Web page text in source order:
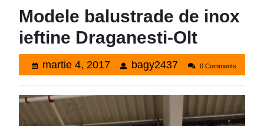
Modele balustrade de inox
ieftine Draganesti-Olt
martie 4, 2017martie
2017
bagy2437bagy2437
0 Comments